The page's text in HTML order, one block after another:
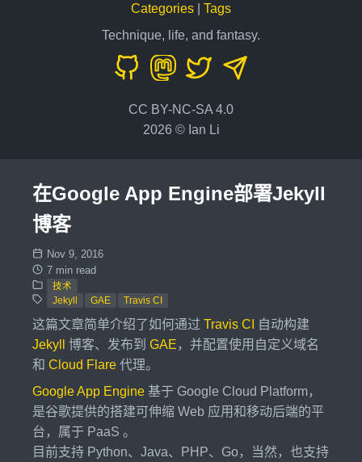
Categories
Tags
Technique, life, and fantasy.
CC BY-NC-SA 4.0
2026 © Ian Li
在Google App Engine部署Jekyll
博客
Nov 9, 2016
7 min read
技术
Jekyll
GAE Travis CI
这篇文章简单介绍了如何通过 Travis CI
自动构建
Jekyll
博客、发布到 GAE ，并配置使用自定义域名
和 Cloud Flare 代理。
Google App Engine 基于 Google Cloud Platform，
是谷歌提供的搭建可伸缩 Web 应用和移动后端的平
台，属于 PaaS 。
目前支持 Python、Java、PHP、Go，当然，也支持